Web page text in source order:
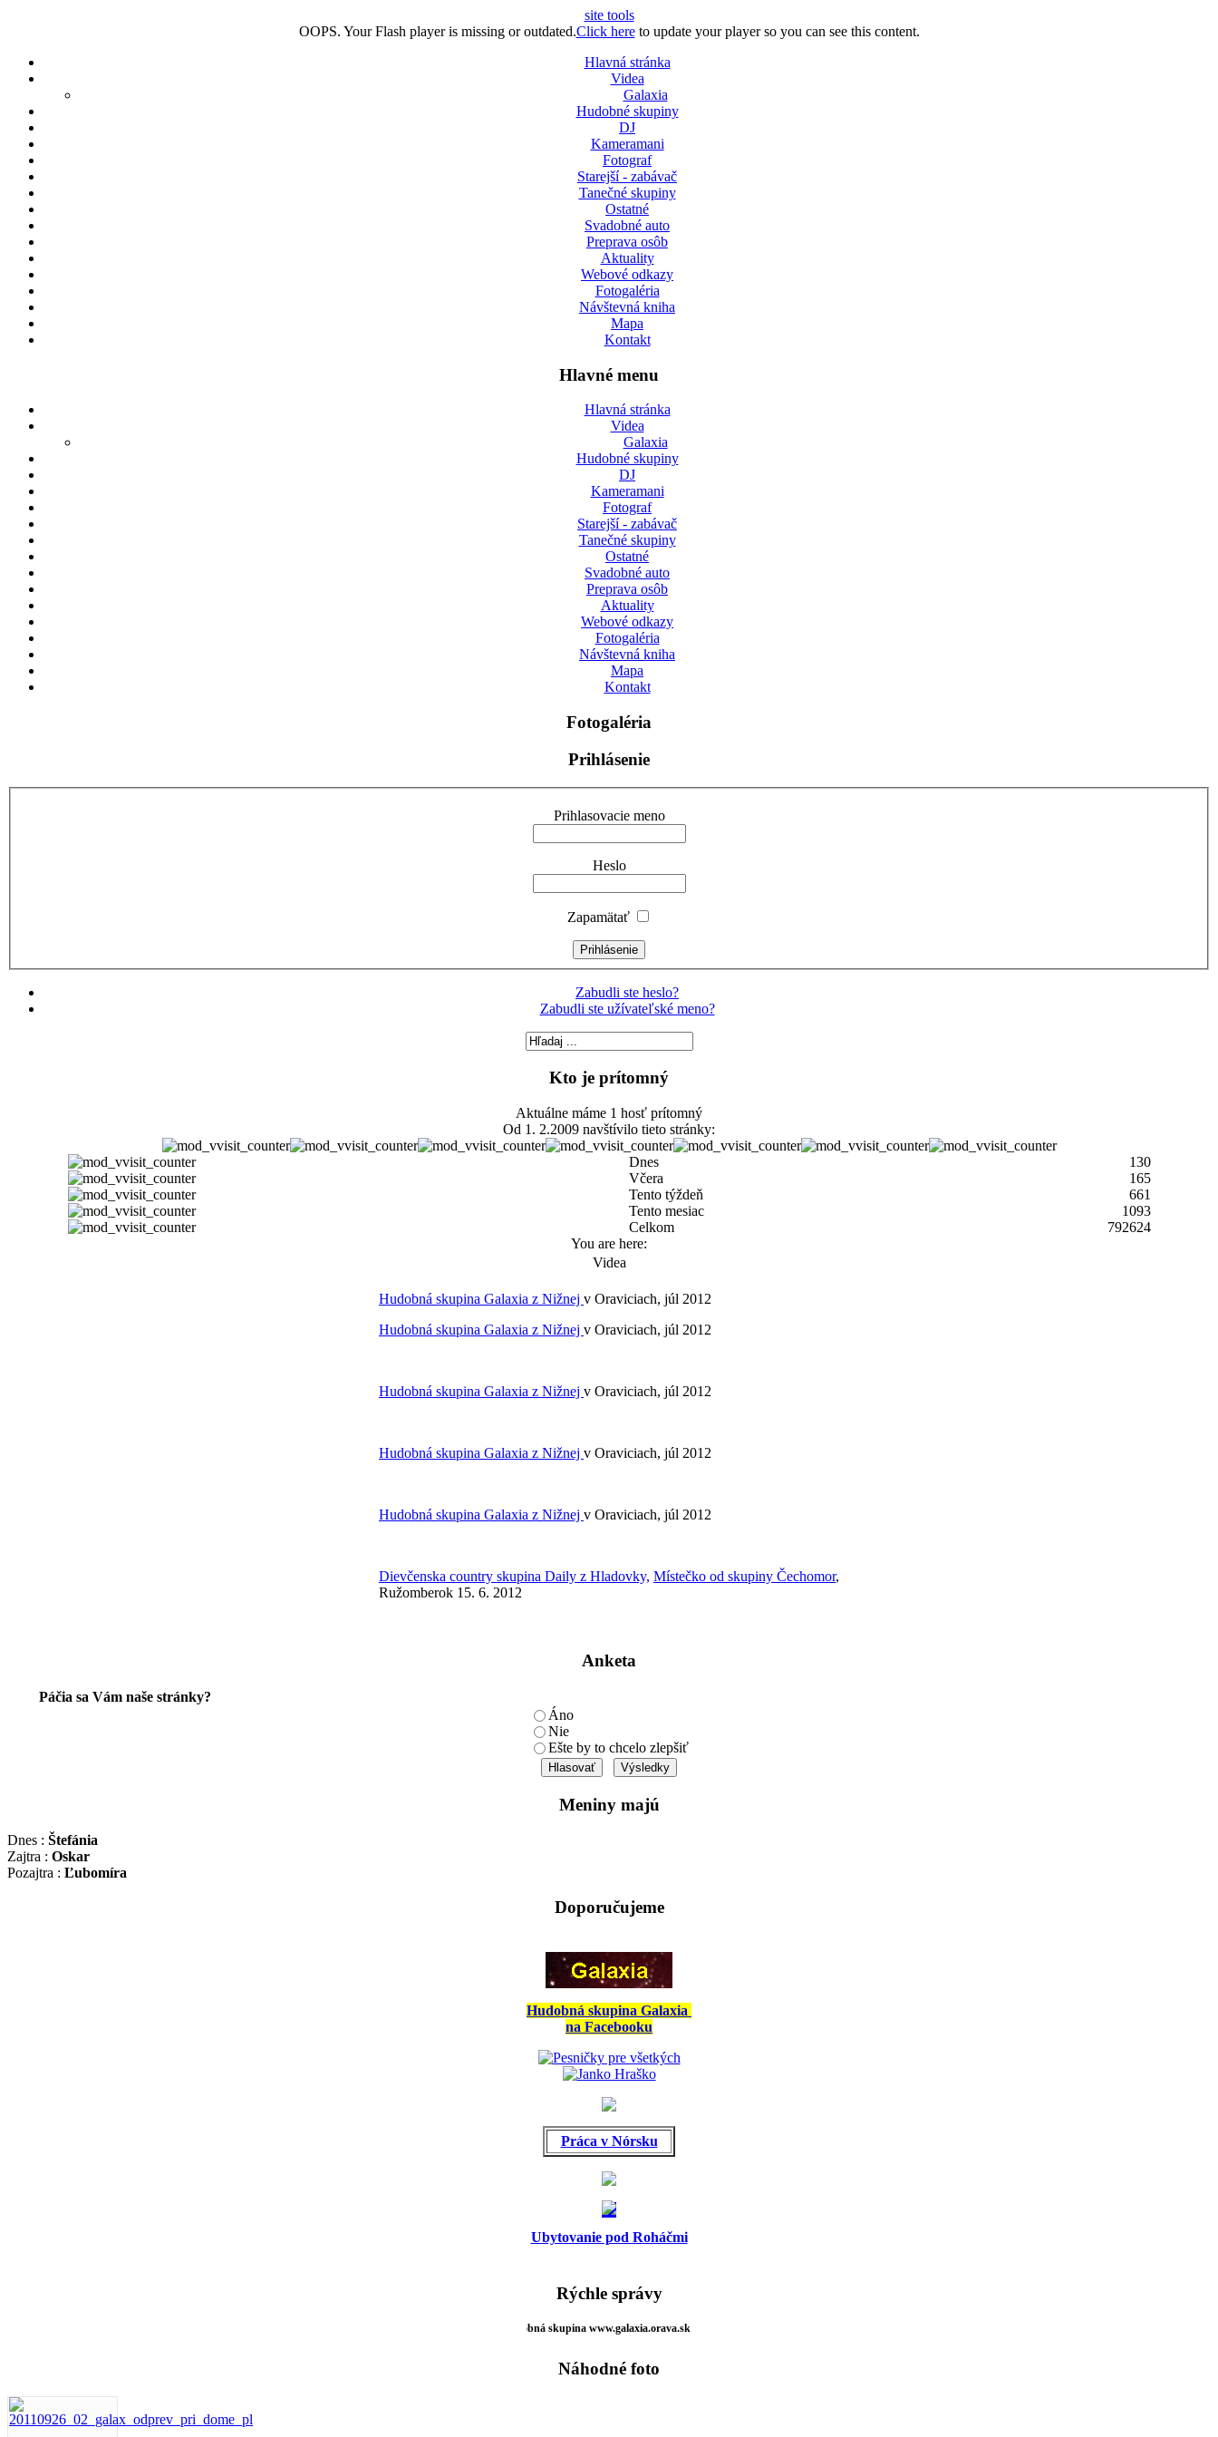
site tools
OOPS. Your Flash player is missing or outdated.Click hereto update your player so you can see this content.
Hlavná stránka
Videa
Galaxia
Hudobné skupiny
DJ
Kameramani
Fotograf
Starejší - zabávač
Tanečné skupiny
Ostatné
Svadobné auto
Preprava osôb
Aktuality
Webové odkazy
Fotogaléria
Návštevná kniha
Mapa
Kontakt
Hlavné menu
Hlavná stránka
Videa
Galaxia
Hudobné skupiny
DJ
Kameramani
Fotograf
Starejší - zabávač
Tanečné skupiny
Ostatné
Svadobné auto
Preprava osôb
Aktuality
Webové odkazy
Fotogaléria
Návštevná kniha
Mapa
Kontakt
Fotogaléria
Prihlásenie
Prihlasovacie meno
Heslo
Zapamätať
Zabudli ste heslo?
Zabudli ste užívateľské meno?
Kto je prítomný
Aktuálne máme 1 hosť prítomný
Od 1. 2.2009 navštívilo tieto stránky:
Dnes
130
Včera
165
Tento týždeň
661
Tento mesiac
1093
Celkom
792624
You are here:
Videa
Hudobná skupina Galaxia z Nižnej v Oraviciach, júl 2012
Hudobná skupina Galaxia z Nižnej v Oraviciach, júl 2012
Hudobná skupina Galaxia z Nižnej v Oraviciach, júl 2012
Hudobná skupina Galaxia z Nižnej v Oraviciach, júl 2012
Hudobná skupina Galaxia z Nižnej v Oraviciach, júl 2012
Dievčenska country skupina Daily z Hladovky, Místečko od skupiny Čechomor,
Ružomberok 15. 6. 2012
Anketa
Páčia sa Vám naše stránky?
Áno
Nie
Ešte by to chcelo zlepšiť
Meniny majú
Dnes : Štefánia
Zajtra : Oskar
Pozajtra : Ľubomíra
Doporučujeme
Hudobná skupina Galaxia
na Facebooku
Práca v Nórsku
Ubytovanie pod Roháčmi
Rýchle správy
Hudobná skupina www.galaxia.orava.sk 0903 924010.facebok,hudobná skupina Galaxia.Ozvučenie akcii. Preprava 9 miestnym busom.facebok preprava osob
Náhodné foto